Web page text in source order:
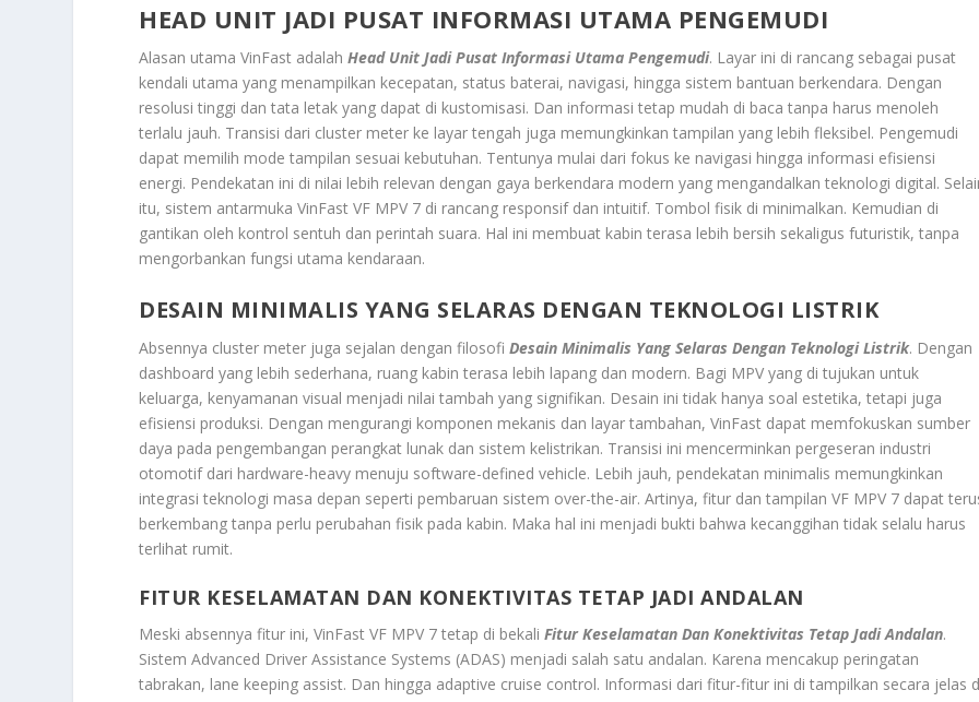
HEAD UNIT JADI PUSAT INFORMASI UTAMA PENGEMUDI
Alasan utama VinFast adalahHead Unit Jadi Pusat Informasi Utama Pengemudi. Layar ini di rancang sebagai pusat
kendali utama yang menampilkan kecepatan, status baterai, navigasi, hingga sistem bantuan berkendara. Dengan
resolusi tinggi dan tata letak yang dapat di kustomisasi. Dan informasi tetap mudah di baca tanpa harus menoleh
terlalu jauh. Transisi dari cluster meter ke layar tengah juga memungkinkan tampilan yang lebih fleksibel. Pengemudi
dapat memilih mode tampilan sesuai kebutuhan. Tentunya mulai dari fokus ke navigasi hingga informasi efisiensi
energi. Pendekatan ini di nilai lebih relevan dengan gaya berkendara modern yang mengandalkan teknologi digital.
itu, sistem antarmuka VinFast VF MPV 7 di rancang responsif dan intuitif. Tombol fisik di minimalkan. Kemudian di
gantikan oleh kontrol sentuh dan perintah suara. Hal ini membuat kabin terasa lebih bersih sekaligus futuristik, tanpa
mengorbankan fungsi utama kendaraan.
DESAIN MINIMALIS YANG SELARAS DENGAN TEKNOLOGI LISTRIK
Absennya cluster meter juga sejalan dengan filosofiDesain Minimalis Yang Selaras Dengan Teknologi Listrik. Dengan
dashboard yang lebih sederhana, ruang kabin terasa lebih lapang dan modern. Bagi MPV yang di tujukan untuk
keluarga, kenyamanan visual menjadi nilai tambah yang signifikan. Desain ini tidak hanya soal estetika, tetapi juga
efisiensi produksi. Dengan mengurangi komponen mekanis dan layar tambahan, VinFast dapat memfokuskan sumber
daya pada pengembangan perangkat lunak dan sistem kelistrikan. Transisi ini mencerminkan pergeseran industri
otomotif dari hardware-heavy menuju software-defined vehicle. Lebih jauh, pendekatan minimalis memungkinkan
integrasi teknologi masa depan seperti pembaruan sistem over-the-air. Artinya, fitur dan tampilan VF MPV 7 dapat
berkembang tanpa perlu perubahan fisik pada kabin. Maka hal ini menjadi bukti bahwa kecanggihan tidak selalu harus
terlihat rumit.
FITUR KESELAMATAN DAN KONEKTIVITAS TETAP JADI ANDALAN
Meski absennya fitur ini, VinFast VF MPV 7 tetap di bekaliFitur Keselamatan Dan Konektivitas Tetap Jadi Andalan.
Sistem Advanced Driver Assistance Systems (ADAS) menjadi salah satu andalan. Karena mencakup peringatan
tabrakan, lane keeping assist. Dan hingga adaptive cruise control. Informasi dari fitur-fitur ini di tampilkan secara jelas